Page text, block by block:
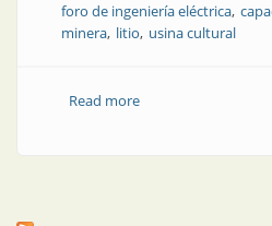
foro de ingeniería eléctrica
minera litio usina cultural
Read moreabout En